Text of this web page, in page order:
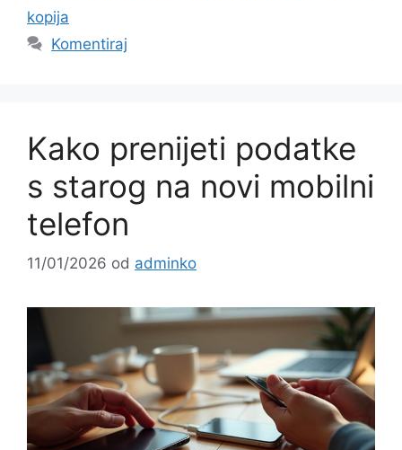
kopija
Komentiraj
Kako prenijeti podatke
s starog na novi mobilni
telefon
11/01/2026 od adminko